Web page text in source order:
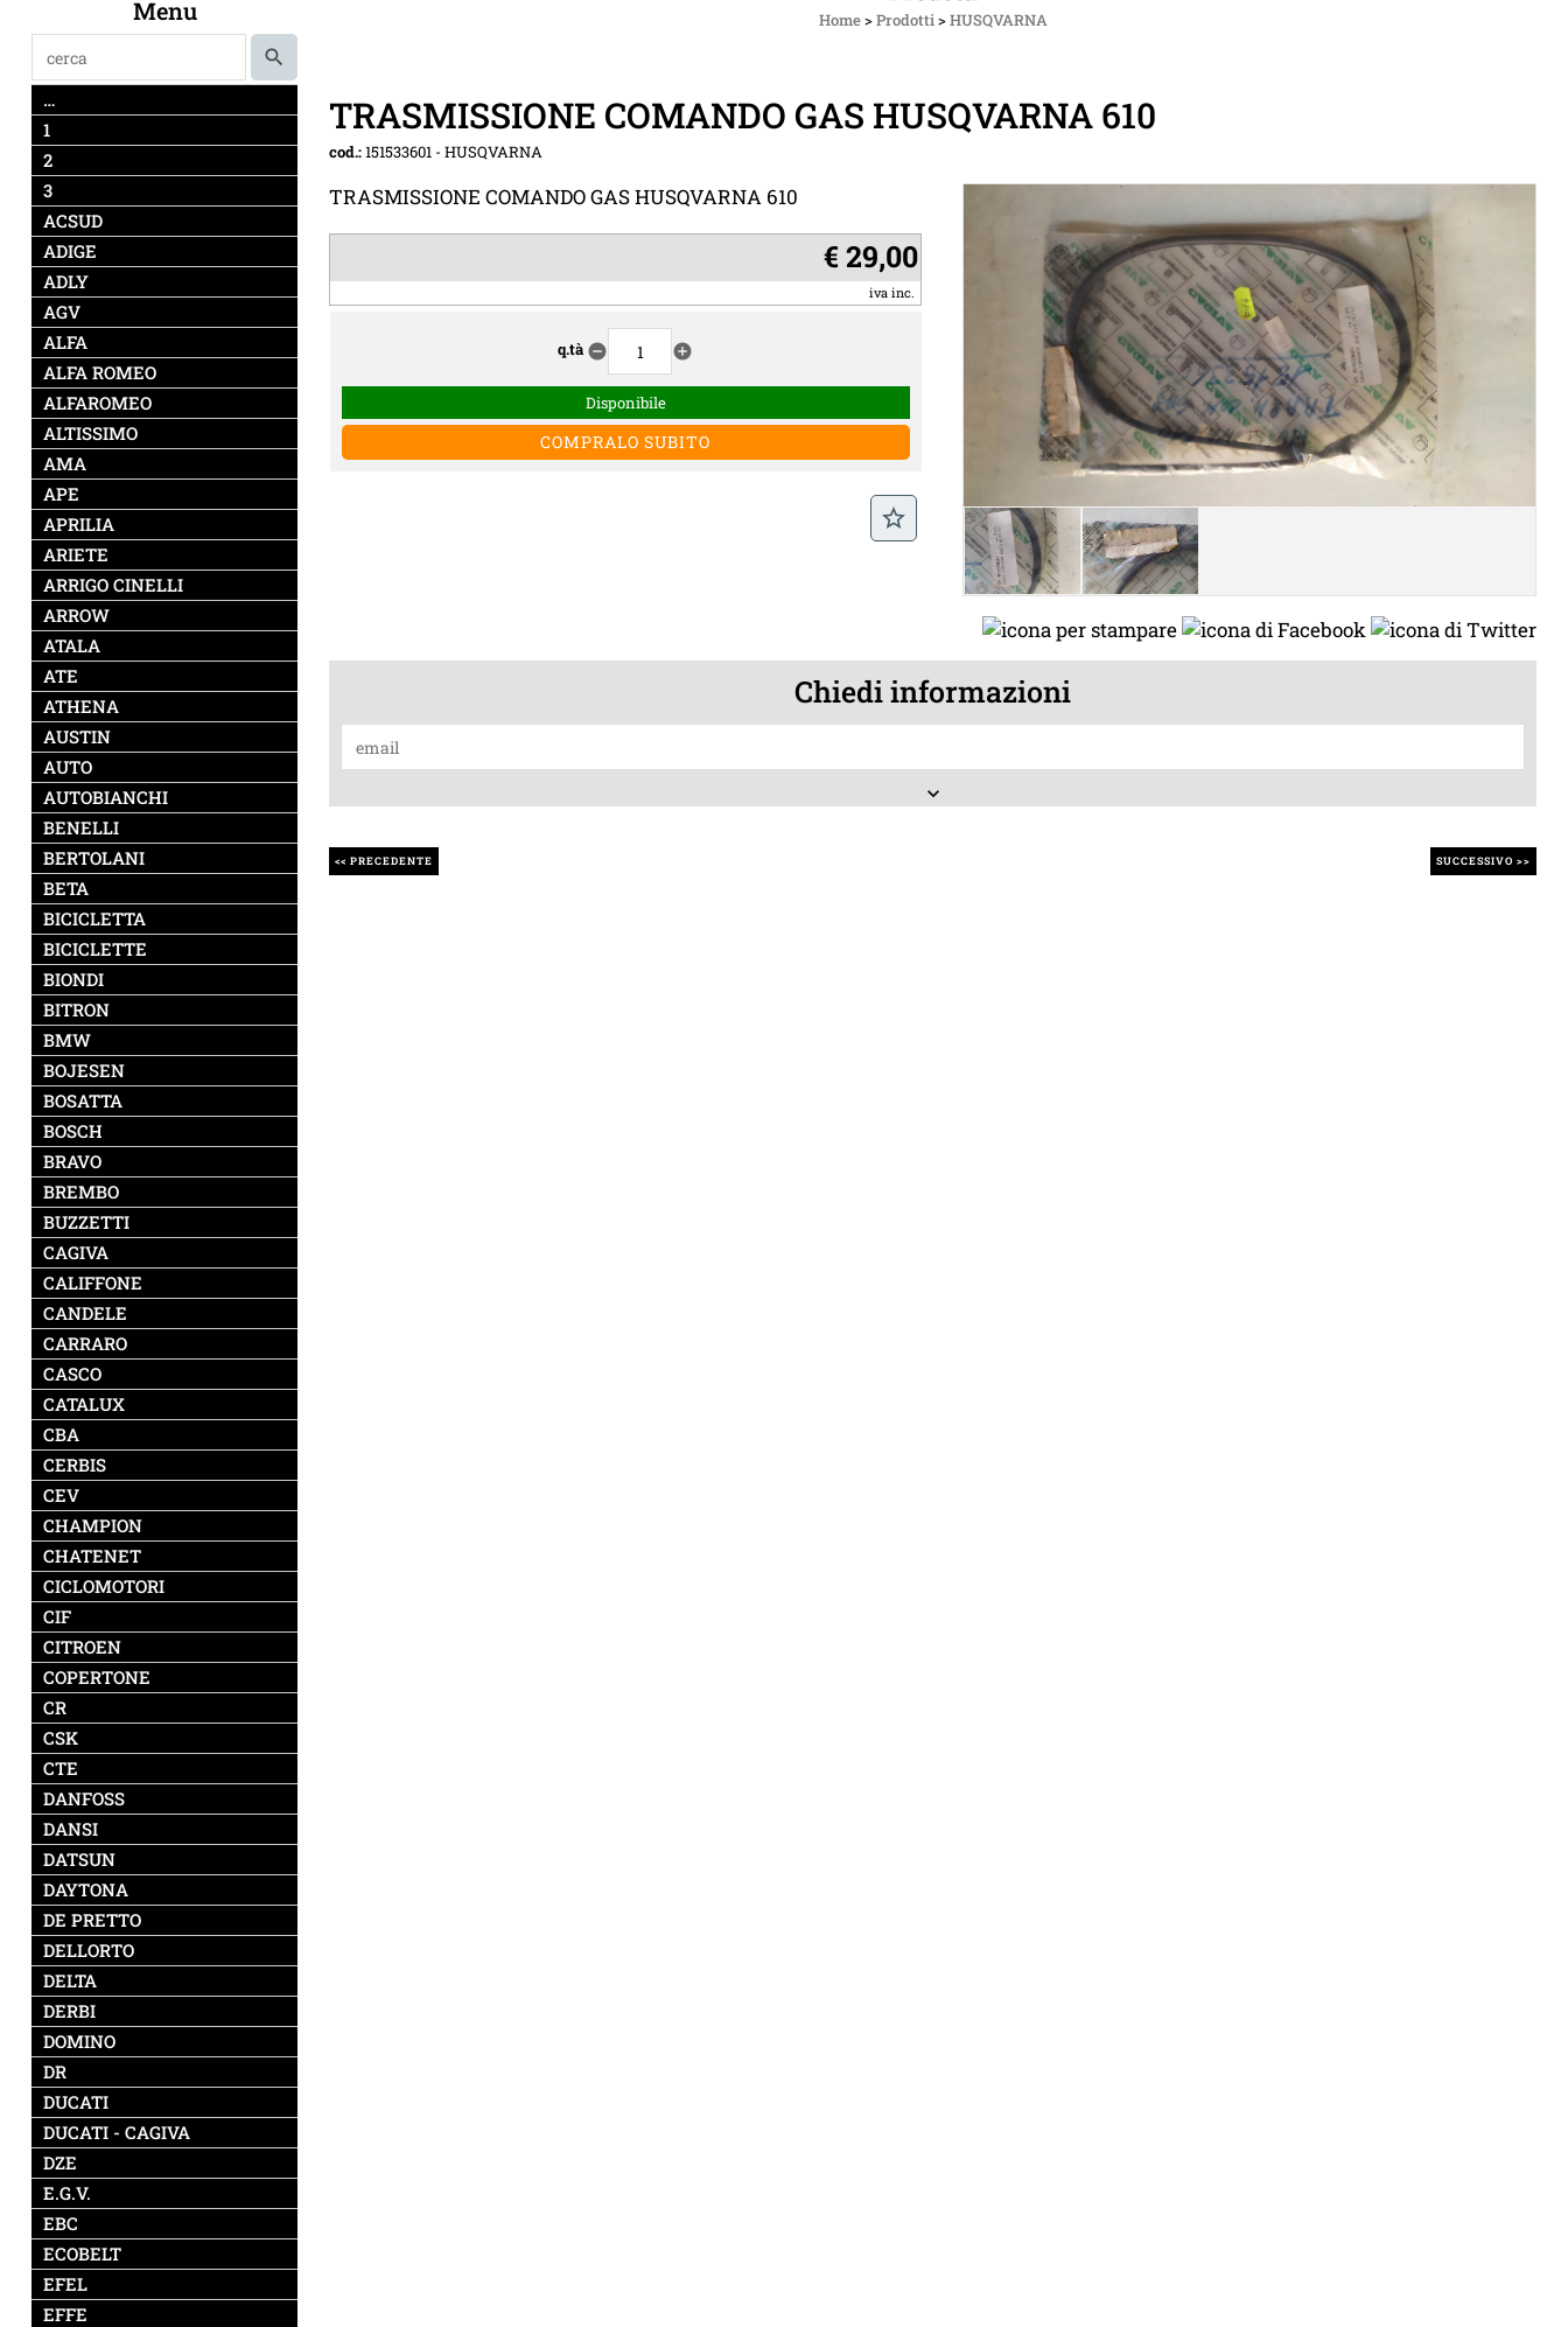
Menu
…
1
2
3
ACSUD
ADIGE
ADLY
AGV
ALFA
ALFA ROMEO
ALFAROMEO
ALTISSIMO
AMA
APE
APRILIA
ARIETE
ARRIGO CINELLI
ARROW
ATALA
ATE
ATHENA
AUSTIN
AUTO
AUTOBIANCHI
BENELLI
BERTOLANI
BETA
BICICLETTA
BICICLETTE
BIONDI
BITRON
BMW
BOJESEN
BOSATTA
BOSCH
BRAVO
BREMBO
BUZZETTI
CAGIVA
CALIFFONE
CANDELE
CARRARO
CASCO
CATALUX
CBA
CERBIS
CEV
CHAMPION
CHATENET
CICLOMOTORI
CIF
CITROEN
COPERTONE
CR
CSK
CTE
DANFOSS
DANSI
DATSUN
DAYTONA
DE PRETTO
DELLORTO
DELTA
DERBI
DOMINO
DR
DUCATI
DUCATI - CAGIVA
DZE
E.G.V.
EBC
ECOBELT
EFEL
EFFE
Home>Prodotti>HUSQVARNA
TRASMISSIONE COMANDO GAS HUSQVARNA 610
cod.:151533601 -HUSQVARNA
TRASMISSIONE COMANDO GAS HUSQVARNA 610
€ 29,00
iva inc.
q.tà remove_circle add_circle
Disponibile
star_border
Chiedi informazioni
keyboard_arrow_down
<< PRECEDENTE SUCCESSIVO >>